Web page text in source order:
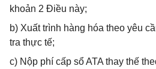
khoản 2 Điều này;
b) Xuất trình hàng hóa theo yêu
tra thực tế;
c) Nộp phí cấp sổ ATA thay thế